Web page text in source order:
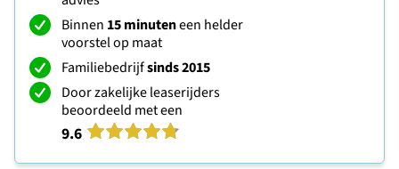
Binnen 15 minuteneen helder
voorstel op maat
Familiebedrijfsinds 2015
Door zakelijke leaserijders
beoordeeld met een
9.6